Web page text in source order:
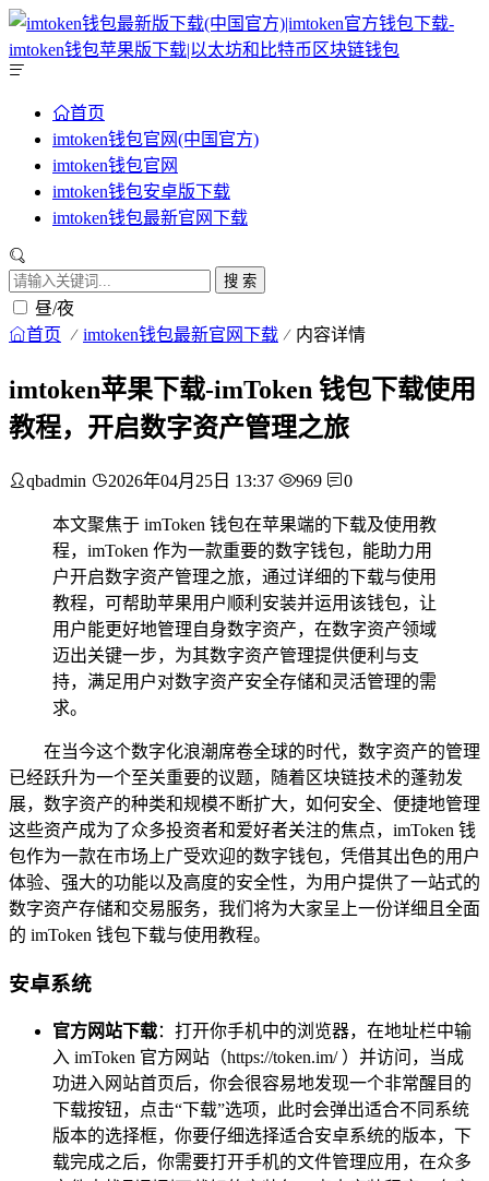
首页
imtoken钱包官网(中国官方)
imtoken钱包官网
imtoken钱包安卓版下载
imtoken钱包最新官网下载
搜 索
昼/夜
首页 imtoken钱包最新官网下载 内容详情
imtoken苹果下载-imToken 钱包下载使用
教程，开启数字资产管理之旅
qbadmin 2026年04月25日 13:37 969 0
本文聚焦于 imToken 钱包在苹果端的下载及使用教
程，imToken 作为一款重要的数字钱包，能助力用
户开启数字资产管理之旅，通过详细的下载与使用
教程，可帮助苹果用户顺利安装并运用该钱包，让
用户能更好地管理自身数字资产，在数字资产领域
迈出关键一步，为其数字资产管理提供便利与支
持，满足用户对数字资产安全存储和灵活管理的需
求。
在当今这个数字化浪潮席卷全球的时代，数字资产的管理
已经跃升为一个至关重要的议题，随着区块链技术的蓬勃发
展，数字资产的种类和规模不断扩大，如何安全、便捷地管理
这些资产成为了众多投资者和爱好者关注的焦点，imToken 钱
包作为一款在市场上广受欢迎的数字钱包，凭借其出色的用户
体验、强大的功能以及高度的安全性，为用户提供了一站式的
数字资产存储和交易服务，我们将为大家呈上一份详细且全面
的 imToken 钱包下载与使用教程。
安卓系统
官方网站下载：打开你手机中的浏览器，在地址栏中输
入 imToken 官方网站（https://token.im/ ）并访问，当成
功进入网站首页后，你会很容易地发现一个非常醒目的
下载按钮，点击“下载”选项，此时会弹出适合不同系统
版本的选择框，你要仔细选择适合安卓系统的版本，下
载完成之后，你需要打开手机的文件管理应用，在众多